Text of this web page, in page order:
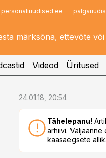
personaliuudised.ee
Videod Üritused
24.01.18, 20:54
Tähelepanu!
arhiivi.
kaasaegsete